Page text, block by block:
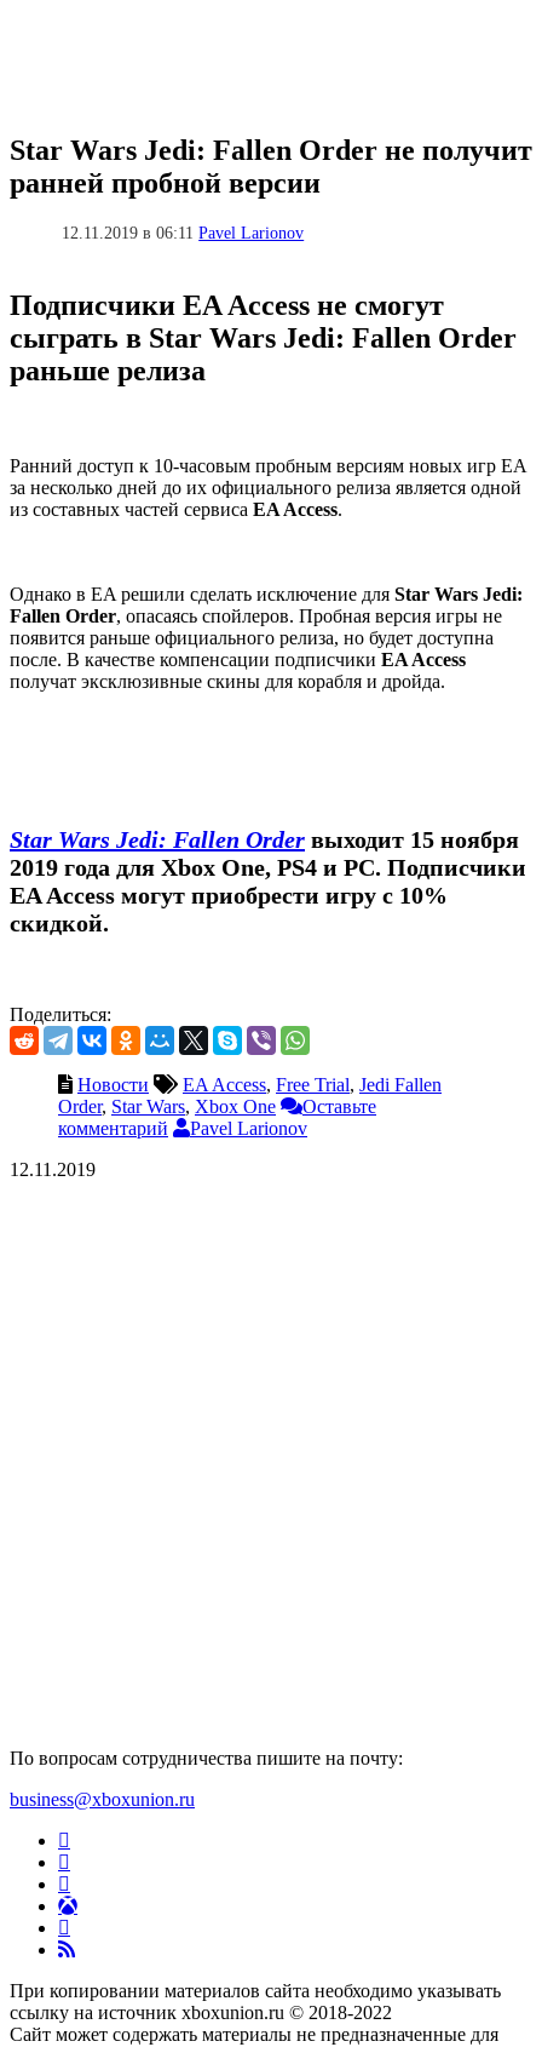
Star Wars Jedi: Fallen Order не получит
ранней пробной версии
12.11.2019 в 06:11Pavel Larionov
Подписчики EA Access не смогут
сыграть в Star Wars Jedi: Fallen Order
раньше релиза
Ранний доступ к 10-часовым пробным версиям новых игр EA
за несколько дней до их официального релиза является одной
из составных частей сервиса EA Access.
Однако в EA решили сделать исключение для Star Wars Jedi:
Fallen Order, опасаясь спойлеров. Пробная версия игры не
появится раньше официального релиза, но будет доступна
после. В качестве компенсации подписчики EA Access
получат эксклюзивные скины для корабля и дройда.
Star Wars Jedi: Fallen Order выходит 15 ноября
2019 года для Xbox One, PS4 и PC. Подписчики
EA Access могут приобрести игру с 10%
скидкой.
Поделиться:
Новости EA Access, Free Trial, Jedi Fallen
Order, Star Wars, Xbox One
Оставьте
комментарий
Pavel Larionov
12.11.2019
По вопросам сотрудничества пишите на почту:
business@xboxunion.ru
При копировании материалов сайта необходимо указывать
ссылку на источник xboxunion.ru © 2018-2022
Сайт может содержать материалы не предназначенные для